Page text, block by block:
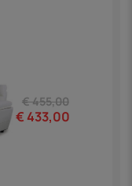
€ 455,00
€ 433,00